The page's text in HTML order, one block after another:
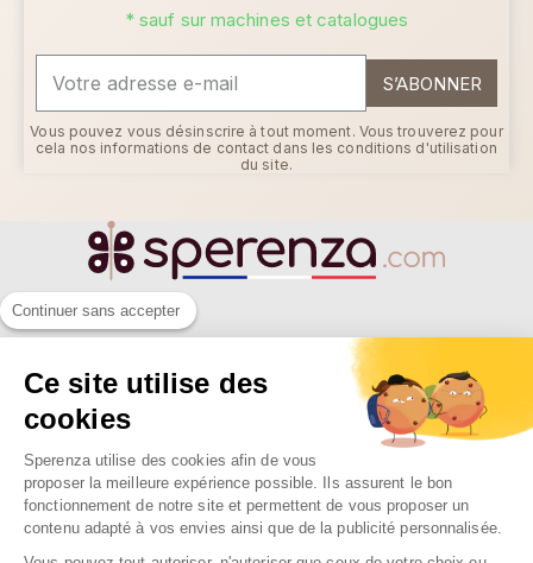
* sauf sur machines et catalogues
S’ABONNER
Vous pouvez vous désinscrire à tout moment. Vous trouverez pour
cela nos informations de contact dans les conditions d'utilisation
du site.
55 Allée Eugène Ducretet
26000 VALENCE - FRANCE
NOTRE SOCIÉTÉ

NOS MARQUES

Continuer sans accepter
Ce site utilise des
cookies
Sperenza utilise des cookies afin de vous
proposer la meilleure expérience possible. Ils assurent le bon
fonctionnement de notre site et permettent de vous proposer un
contenu adapté à vos envies ainsi que de la publicité personnalisée.